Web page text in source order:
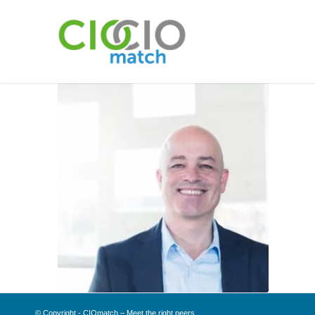
© Copyright - CIOmatch – Meet the right peers